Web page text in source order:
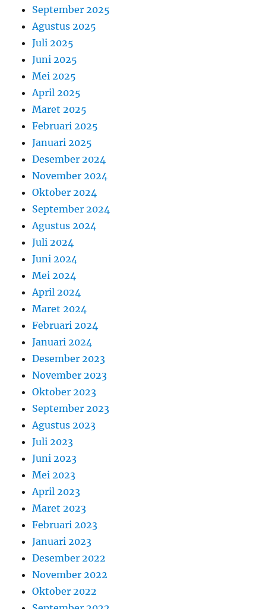
September 2025
Agustus 2025
Juli 2025
Juni 2025
Mei 2025
April 2025
Maret 2025
Februari 2025
Januari 2025
Desember 2024
November 2024
Oktober 2024
September 2024
Agustus 2024
Juli 2024
Juni 2024
Mei 2024
April 2024
Maret 2024
Februari 2024
Januari 2024
Desember 2023
November 2023
Oktober 2023
September 2023
Agustus 2023
Juli 2023
Juni 2023
Mei 2023
April 2023
Maret 2023
Februari 2023
Januari 2023
Desember 2022
November 2022
Oktober 2022